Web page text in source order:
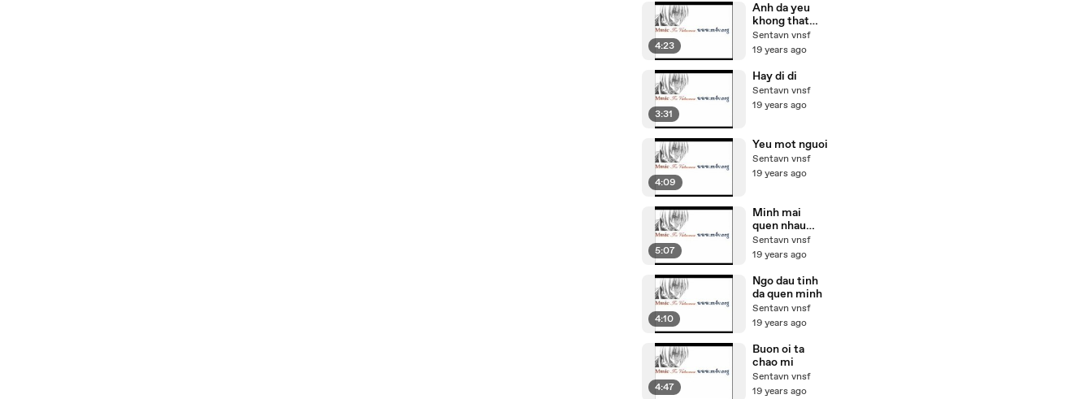
4:23
Anh da yeu
khong that
long
Sentavn vnsf
19 years ago
3:31
Hay di di
Sentavn vnsf
19 years ago
4:09
Yeu mot nguoi
Sentavn vnsf
19 years ago
5:07
Minh mai
quen nhau
that sao
Sentavn vnsf
19 years ago
4:10
Ngo dau tinh
da quen minh
Sentavn vnsf
19 years ago
4:47
Buon oi ta
chao mi
Sentavn vnsf
19 years ago